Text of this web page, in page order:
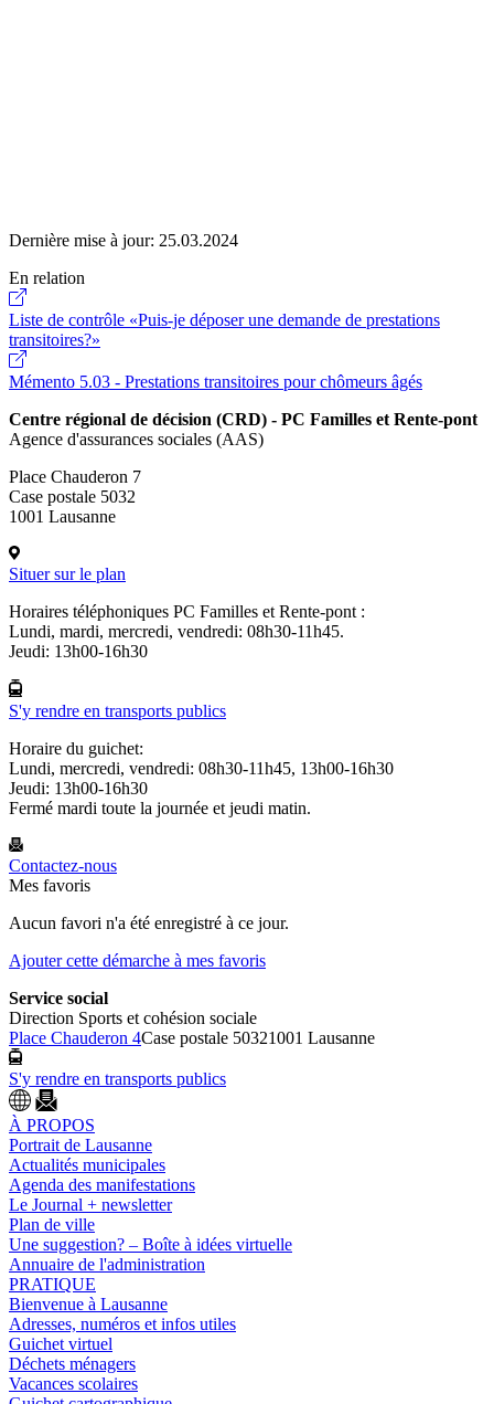
Dernière mise à jour: 25.03.2024
En relation
Liste de contrôle «Puis-je déposer une demande de prestations
transitoires?»
Mémento 5.03 - Prestations transitoires pour chômeurs âgés
Centre régional de décision (CRD) - PC Familles et Rente-pont
Agence d'assurances sociales (AAS)
Place Chauderon 7
Case postale 5032
1001 Lausanne
Situer sur le plan
Horaires téléphoniques PC Familles et Rente-pont :
Lundi, mardi, mercredi, vendredi: 08h30-11h45.
Jeudi: 13h00-16h30
S'y rendre en transports publics
Horaire du guichet:
Lundi, mercredi, vendredi: 08h30-11h45, 13h00-16h30
Jeudi: 13h00-16h30
Fermé mardi toute la journée et jeudi matin.
Contactez-nous
Mes favoris
Aucun favori n'a été enregistré à ce jour.
Ajouter cette démarche à mes favoris
Service social
Direction Sports et cohésion sociale
Place Chauderon 4Case postale 50321001 Lausanne
S'y rendre en transports publics
À PROPOS
Portrait de Lausanne
Actualités municipales
Agenda des manifestations
Le Journal + newsletter
Plan de ville
Une suggestion? – Boîte à idées virtuelle
Annuaire de l'administration
PRATIQUE
Bienvenue à Lausanne
Adresses, numéros et infos utiles
Guichet virtuel
Déchets ménagers
Vacances scolaires